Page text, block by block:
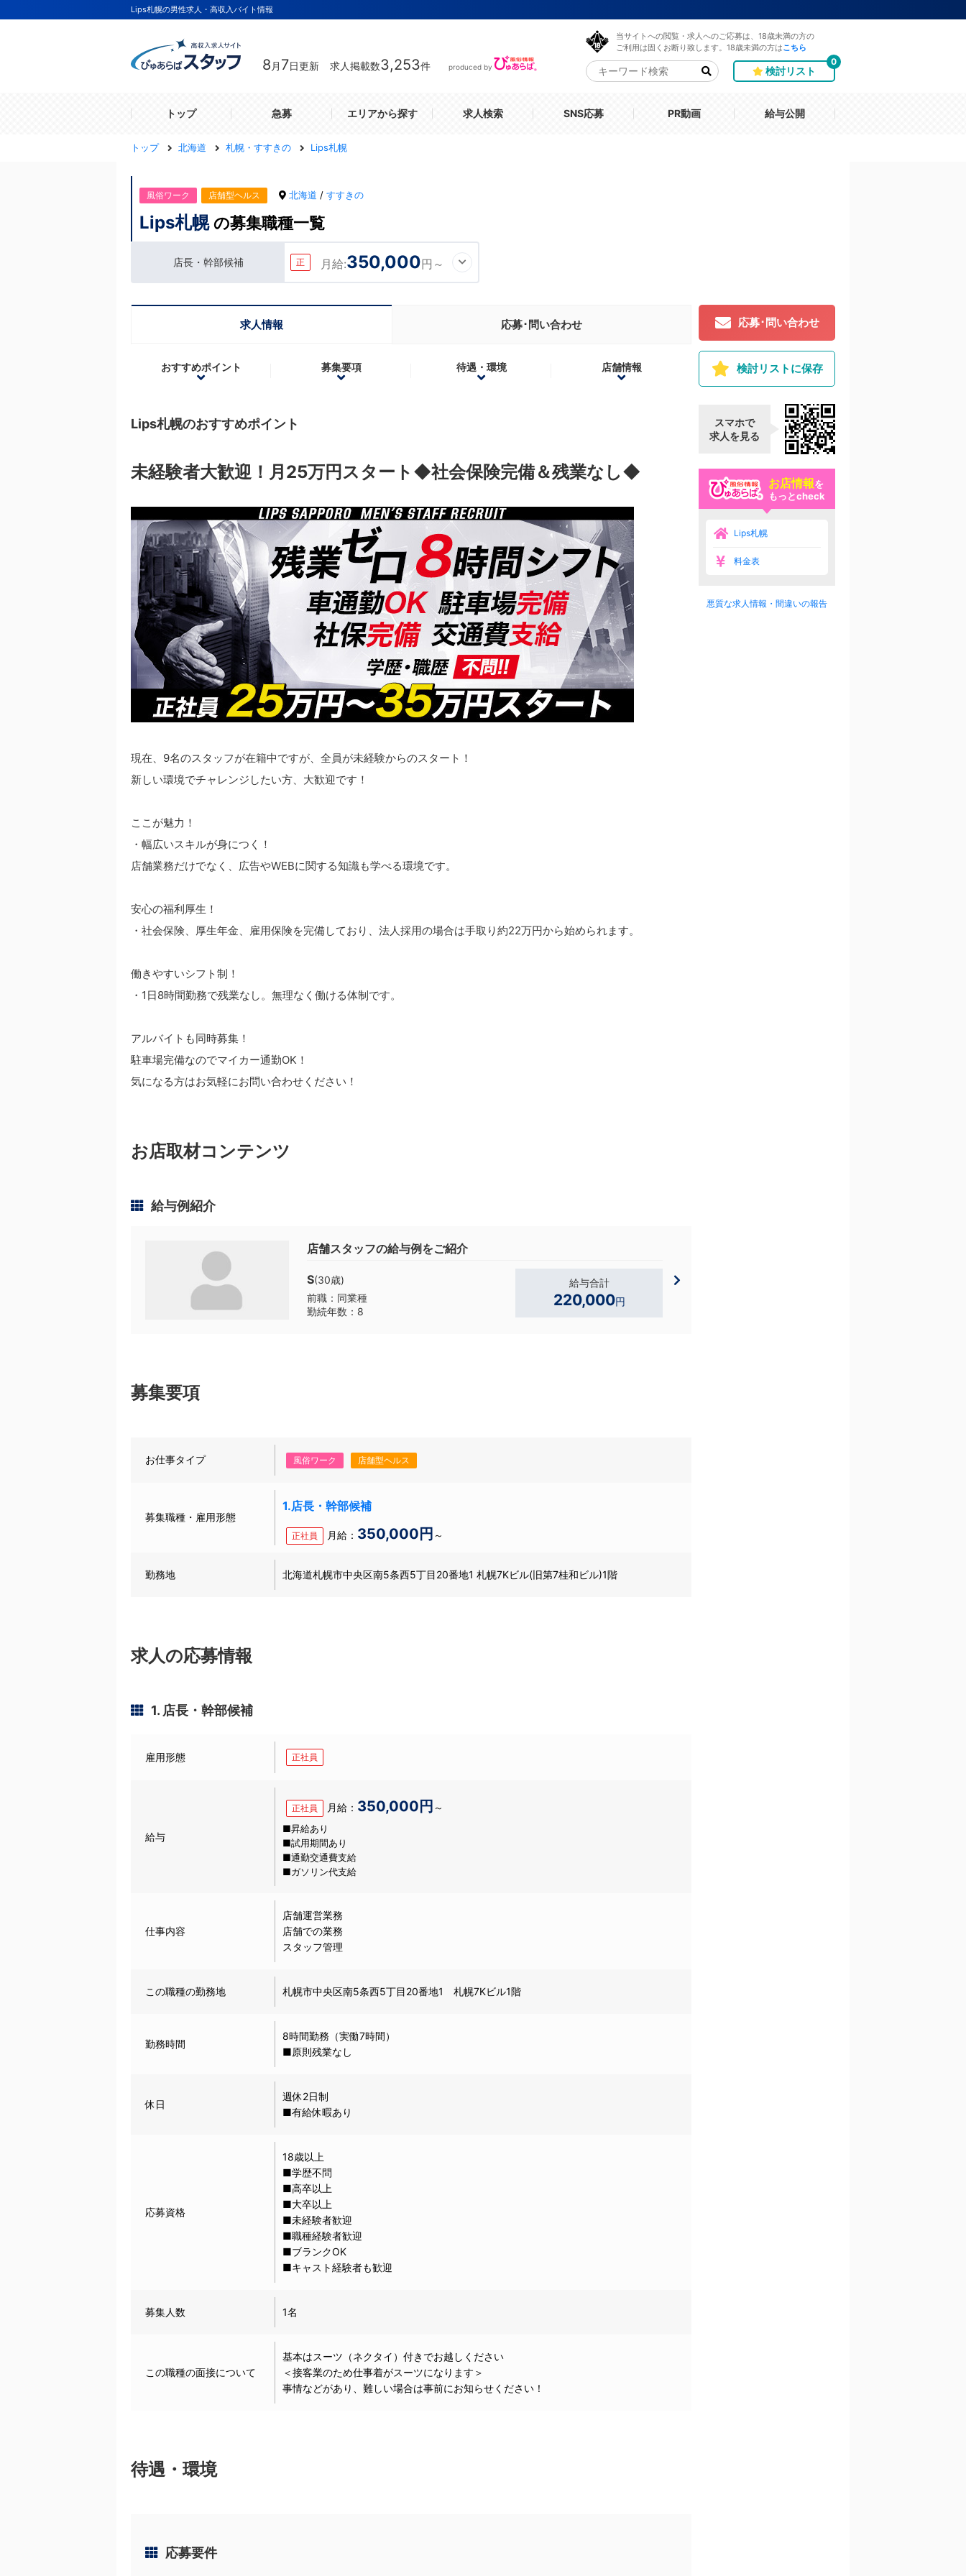
Lips札幌の男性求人・高収入バイト情報
8 月 7日更新 求人掲載数3,253件 produced by
当サイトへの閲覧・求人へのご応募は、18歳未満の方の
ご利用は固くお断り致します。18歳未満の方は こちら
検討リスト
0
トップ 急募 エリアから探す 求人検索 SNS応募 PR動画 給与公開
トップ 北海道 札幌・すすきの Lips札幌
風俗ワーク 店舗型ヘルス 北海道 / すすきの
Lips札幌 の募集職種一覧
店長・幹部候補 正 月給:350,000円～
求人情報 応募･問い合わせ
おすすめポイント 募集要項 待遇・環境 店舗情報
Lips札幌のおすすめポイント
未経験者大歓迎！月25万円スタート◆社会保険完備＆残業なし◆
現在、9名のスタッフが在籍中ですが、全員が未経験からのスタート！
新しい環境でチャレンジしたい方、大歓迎です！
ここが魅力！
・幅広いスキルが身につく！
店舗業務だけでなく、広告やWEBに関する知識も学べる環境です。
安心の福利厚生！
・社会保険、厚生年金、雇用保険を完備しており、法人採用の場合は手取り約22万円から始められます。
働きやすいシフト制！
・1日8時間勤務で残業なし。無理なく働ける体制です。
アルバイトも同時募集！
駐車場完備なのでマイカー通勤OK！
気になる方はお気軽にお問い合わせください！
お店取材コンテンツ
給与例紹介
店舗スタッフの給与例をご紹介
S(30歳)
前職：同業種
勤続年数：8
給与合計
220,000円
募集要項
お仕事タイプ 風俗ワーク 店舗型ヘルス
募集職種・雇用形態
1.店長・幹部候補
正社員 月給： 350,000円 ～
勤務地 北海道札幌市中央区南5条西5丁目20番地1 札幌7Kビル(旧第7桂和ビル)1階
求人の応募情報
1. 店長・幹部候補
雇用形態 正社員
給与
正社員 月給： 350,000円 ～
■昇給あり
■試用期間あり
■通勤交通費支給
■ガソリン代支給
仕事内容
店舗運営業務
店舗での業務
スタッフ管理
この職種の勤務地 札幌市中央区南5条西5丁目20番地1 札幌7Kビル1階
勤務時間
8時間勤務（実働7時間）
■原則残業なし
休日
週休2日制
■有給休暇あり
応募資格
18歳以上
■学歴不問
■高卒以上
■大卒以上
■未経験者歓迎
■職種経験者歓迎
■ブランクOK
■キャスト経験者も歓迎
募集人数 1名
この職種の面接について
基本はスーツ（ネクタイ）付きでお越しください
＜接客業のため仕事着がスーツになります＞
事情などがあり、難しい場合は事前にお知らせください！
待遇・環境
応募要件
応募･問い合わせ
検討リストに保存
スマホで
求人を見る
お店情報を
もっとcheck
Lips札幌
料金表
悪質な求人情報・間違いの報告